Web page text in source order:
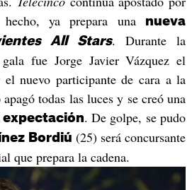
ya prepara una
nueva
All Stars. Durante la
fue Jorge Javier Vázquez el
el nuevo participante de cara a la
todas las luces y se creó una
expectación. De golpe, se pudo
Bordiú (25) será concursante
que prepara la cadena.